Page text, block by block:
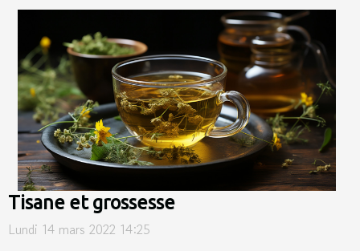
Tisane et grossesse
Lundi 14 mars 2022 14:25